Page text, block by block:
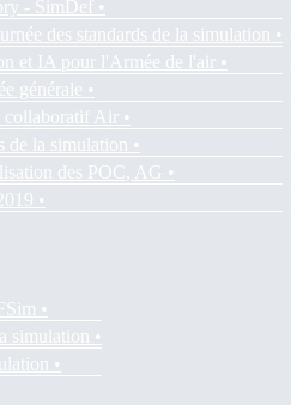
- SimDef •
des standards de la simulation •
et IA pour l'Armée de l'air •
générale •
collaboratif Air •
de la simulation •
des POC, AG •
•
•
simulation •
•